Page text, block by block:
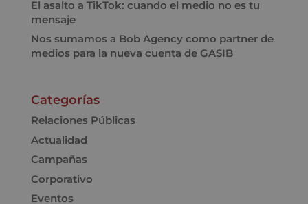
El asalto a TikTok: cuando el medio no es tu
mensaje
Nos sumamos a Bob Agency como partner de
medios para la nueva cuenta de GASIB
Categorías
Relaciones Públicas
Actualidad
Campañas
Corporativo
Eventos